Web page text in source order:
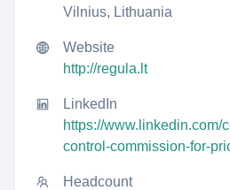
Vilnius, Lithuania
Website
http://regula.lt
LinkedIn
https://www.linkedin.com/
control-commission-for-
Headcount